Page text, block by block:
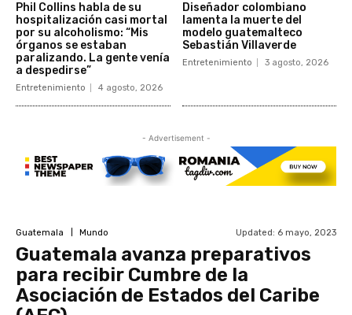
Phil Collins habla de su
hospitalización casi mortal
por su alcoholismo: “Mis
órganos se estaban
paralizando. La gente venía
a despedirse”
Entretenimiento 4 agosto, 2026
Diseñador colombiano
lamenta la muerte del
modelo guatemalteco
Sebastián Villaverde
Entretenimiento 3 agosto, 2026
- Advertisement -